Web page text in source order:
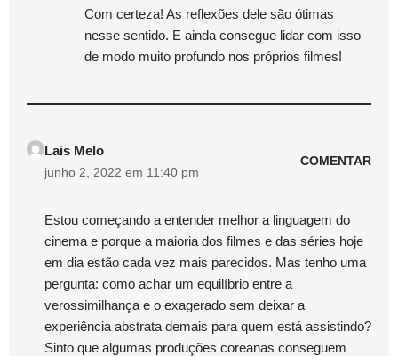
Com certeza! As reflexões dele são ótimas
nesse sentido. E ainda consegue lidar com isso
de modo muito profundo nos próprios filmes!
Lais Melo
junho 2, 2022 em 11:40 pm
COMENTAR
Estou começando a entender melhor a linguagem do
cinema e porque a maioria dos filmes e das séries hoje
em dia estão cada vez mais parecidos. Mas tenho uma
pergunta: como achar um equilíbrio entre a
verossimilhança e o exagerado sem deixar a
experiência abstrata demais para quem está assistindo?
Sinto que algumas produções coreanas conseguem